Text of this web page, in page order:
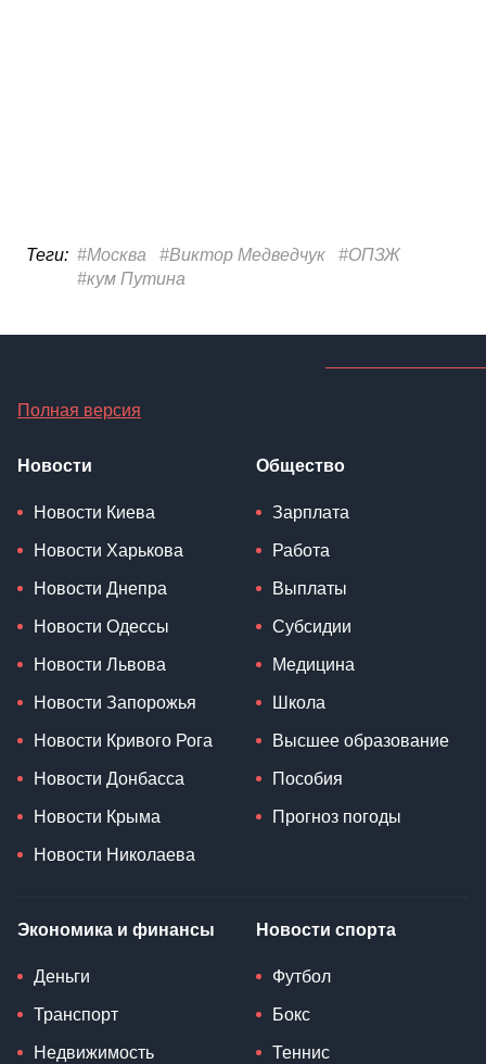
Полная версия
Новости
Новости Киева
Новости Харькова
Новости Днепра
Новости Одессы
Новости Львова
Новости Запорожья
Новости Кривого Рога
Новости Донбасса
Новости Крыма
Новости Николаева
Общество
Зарплата
Работа
Выплаты
Субсидии
Медицина
Школа
Высшее образование
Пособия
Прогноз погоды
Экономика и финансы
Деньги
Транспорт
Недвижимость
Новости спорта
Футбол
Бокс
Теннис